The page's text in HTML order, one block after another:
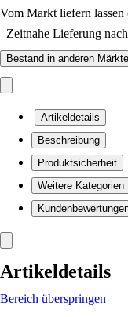
Vom Markt liefern lassen
Zeitnahe Lieferung
Bestand in anderen
Artikeldetails
Beschreibung
Produktsicherheit
Weitere Kategorien
Artikeldetails
Bereich überspringen